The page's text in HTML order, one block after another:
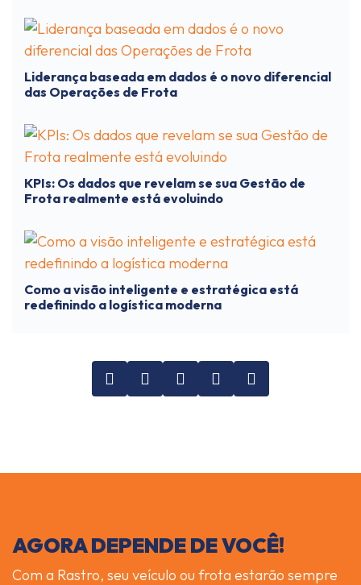
Liderança baseada em dados é o novo diferencial
das Operações de Frota
KPIs: Os dados que revelam se sua Gestão de
Frota realmente está evoluindo
Como a visão inteligente e estratégica está
redefinindo a logística moderna
AGORA DEPENDE DE VOCÊ!
Com a Rastro, seu veículo ou frota estarão sempre